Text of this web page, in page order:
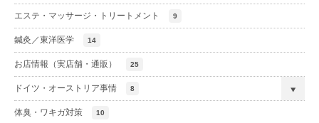
エステ・マッサージ・トリートメント 9
鍼灸／東洋医学 14
お店情報（実店舗・通販） 25
ドイツ・オーストリア事情 8
体臭・ワキガ対策 10